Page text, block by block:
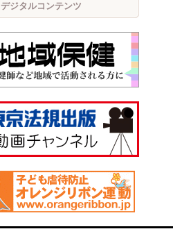
デジタルコンテンツ